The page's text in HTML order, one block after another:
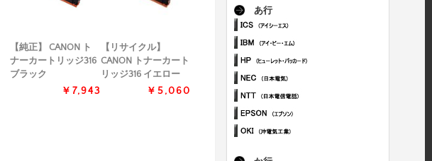
【純正】 CANON ト
ナーカートリッジ316
ブラック
￥7,943
【リサイクル】
CANON トナーカート
リッジ316 イエロー
￥5,060
あ行